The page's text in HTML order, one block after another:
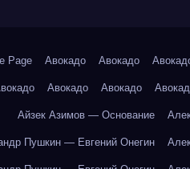
Page Авокадо Авокадо
Авокадо Авокадо
Айзек Азимов — Основание
Пушкин — Евгений Онегин